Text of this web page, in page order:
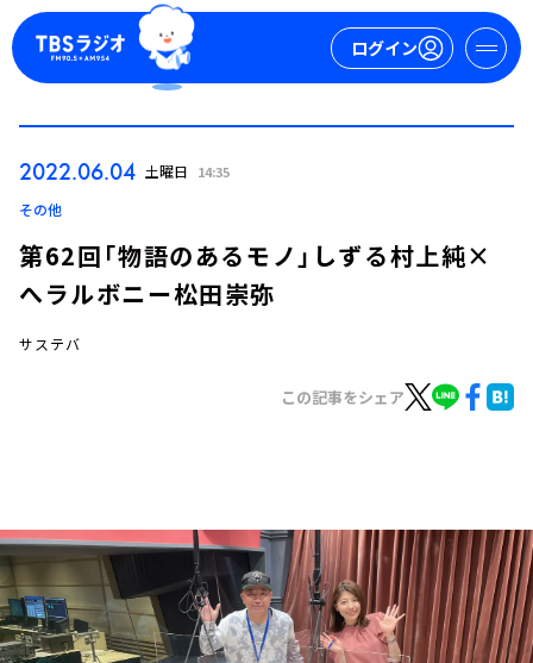
ログイン
お知らせ
イベント・グッズ
YouTube
会社情報
2022.06.04 土曜日 14:35
その他
第62回「物語のあるモノ」しずる村上純×
へラルボニー松田崇弥
サステバ
この記事をシェア